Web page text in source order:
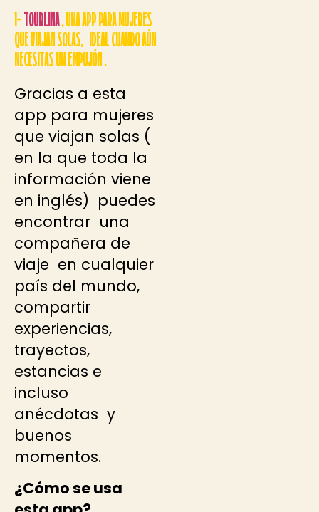
1- TOURLINA, UNA APP PARA MUJERES
QUE VIAJAN SOLAS, IDEAL CUANDO AÚN
NECESITAS UN EMPUJÓN .
Gracias a esta
app para mujeres
que viajan solas (
en la que toda la
información viene
en inglés) puedes
encontrar una
compañera de
viaje en cualquier
país del mundo,
compartir
experiencias,
trayectos,
estancias e
incluso
anécdotas y
buenos
momentos.
¿Cómo se usa